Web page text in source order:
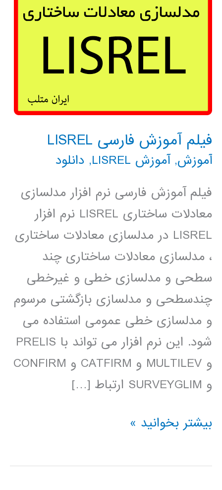
فیلم آموزش فارسی LISREL
آموزش,آموزش LISREL , دانلود
فیلم آموزش فارسی نرم افزار مدلسازی
معادلات ساختاری LISREL نرم افزار
LISREL در مدلسازی معادلات ساختاری
، مدلسازی معادلات ساختاری چند
سطحی و مدلسازی خطی و غیرخطی
چندسطحی و مدلسازی بازگشتی مرسوم
و مدلسازی خطی عمومی استفاده می
شود. این نرم افزار می تواند با PRELIS
و MULTILEV و CATFIRM و CONFIRM
و SURVEYGLIM ارتباط […]
فیلم
فارسی
بیشتر بخوانید »